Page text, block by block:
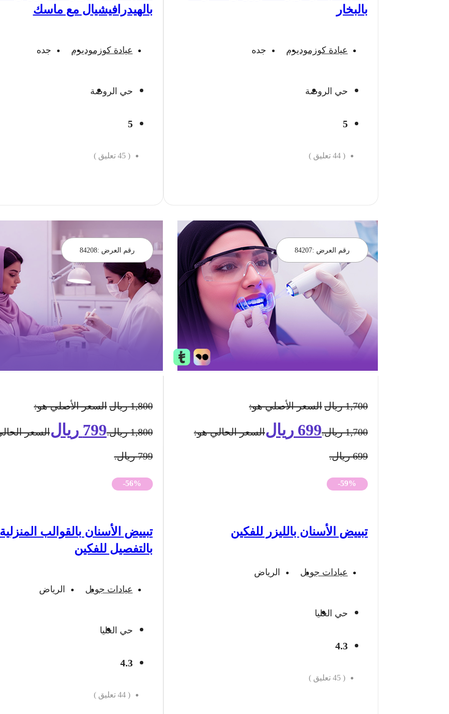
بالبخار
عيادة كوزموديرم جده
حي الروضة
5
(
44 تعليق )
بالهيدرافيشيال مع ماسك
عيادة كوزموديرم جده
حي الروضة
5
(
45 تعليق )
رقم العرض :84207
1,700 ريالالسعر الأصلي هو:
1,700 ريال. 699 ريالالسعر الحالي هو:
699 ريال.
-59%
تبييض الأسنان بالليزر للفكين
عيادات جويل الرياض
حي العليا
4.3
(
45 تعليق )
رقم العرض :84208
1,800 ريالالسعر الأصلي هو:
1,800 ريال. 799 ريالالسعر
799 ريال.
-56%
تبييض الأسنان بالقوالب المنزلية
بالتفصيل للفكين
عيادات جويل الرياض
حي العليا
4.3
(
44 تعليق )